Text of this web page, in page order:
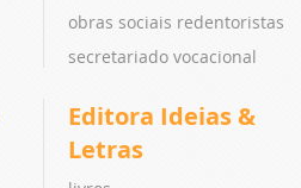
obras sociais redentoristas
secretariado vocacional
Editora Ideias &
Letras